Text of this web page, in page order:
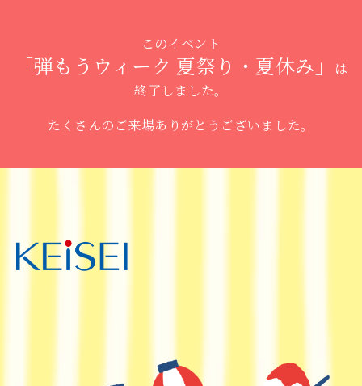
このイベント
「弾もうウィーク 夏祭り・夏休み」
は
終了しました。
たくさんのご来場ありがとうございました。